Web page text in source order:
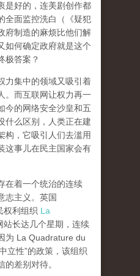
是好的，连美剧创作都
全面监控洗白（《疑犯
府制造的麻烦比他们解
如何确定政府就是这个
极答案？
力集中的领域又吸引着
。而互联网让权力再一
今的网络安全沙皇和五
什么区别，人类正在建
构，它吸引人们去滥用
这事儿在民主国家会有
在着一个统治的连续
志主义。英国
权利组织 La
站长达几个星期，连续
为 La Quadrature du
立性”的政策，该组织
差别对待。